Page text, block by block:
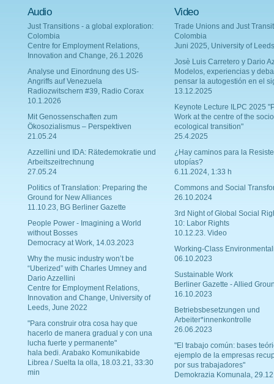
Audio
Just Transitions - a global exploration:
Colombia
Centre for Employment Relations,
Innovation and Change, 26.1.2026
Analyse und Einordnung des US-
Angriffs auf Venezuela
Radiozwitschern #39, Radio Corax
10.1.2026
Mit Genossenschaften zum
Ökosozialismus – Perspektiven
21.05.24
Azzellini und IDA: Rätedemokratie und
Arbeitszeitrechnung
27.05.24
Politics of Translation: Preparing the
Ground for New Alliances
11.10.23, BG Berliner Gazette
People Power - Imagining a World
without Bosses
Democracy at Work, 14.03.2023
Why the music industry won’t be
“Uberized” with Charles Umney and
Dario Azzellini
Centre for Employment Relations,
Innovation and Change, University of
Leeds, June 2022
"Para construir otra cosa hay que
hacerlo de manera gradual y con una
lucha fuerte y permanente"
hala bedi. Arabako Komunikabide
Librea / Suelta la olla, 18.03.21, 33:30
min
Video
Trade Unions and Just
Colombia
Juni 2025, University of Leeds
Josè Luis Carretero y Dario
Modelos, experiencias y
pensar la autogestión en el
13.12.2025
Keynote Lecture ILPC 2025
Work at the centre of the
ecological transition"
25.4.2025
¿Hay caminos para la
utopías?
6.11.2024, 1:33 h
Commons and Social
26.10.2024
3rd Night of Global Social
10: Labor Rights
10.12.23. Video
Working-Class
06.10.2023
Sustainable Work
Berliner Gazette - Allied
16.10.2023
Betriebsbesetzungen und
Arbeiter*innenkontrolle
26.06.2023
"El trabajo común: bases
ejemplo de la empresas
por sus trabajadores"
Demokrazia Komunala,